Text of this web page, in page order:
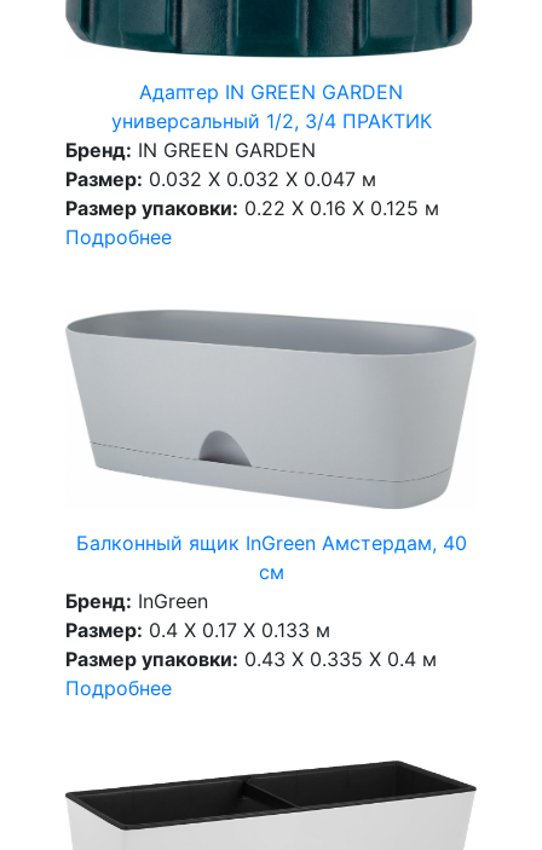
Адаптер IN GREEN GARDEN
универсальный 1/2, 3/4 ПРАКТИК
Бренд: IN GREEN GARDEN
Размер: 0.032 X 0.032 X 0.047 м
Размер упаковки: 0.22 X 0.16 X 0.125 м
Подробнее
Балконный ящик InGreen Амстердам, 40
см
Бренд: InGreen
Размер: 0.4 X 0.17 X 0.133 м
Размер упаковки: 0.43 X 0.335 X 0.4 м
Подробнее